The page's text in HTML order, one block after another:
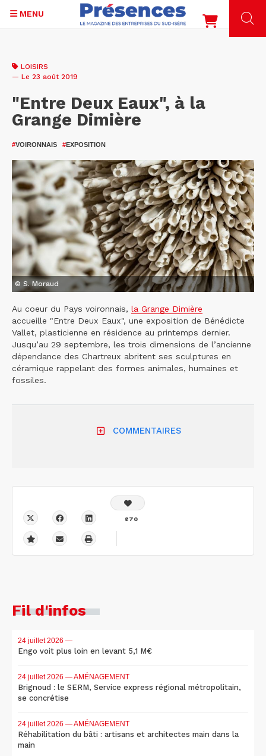
contenu
MENU
LOISIRS
— Le 23 août 2019
"Entre Deux Eaux", à la
Grange Dimière
#VOIRONNAIS #EXPOSITION
© S. Moraud
Au coeur du Pays voironnais, la Grange Dimière
accueille "Entre Deux Eaux", une exposition de Bénédicte
Vallet, plasticienne en résidence au printemps dernier.
Jusqu’au 29 septembre, les trois dimensions de l’ancienne
dépendance des Chartreux abritent ses sculptures en
céramique rappelant des formes animales, humaines et
fossiles.
COMMENTAIRES
870
Fil d'infos
24 juillet 2026 —
Engo voit plus loin en levant 5,1 M€
24 juillet 2026 — AMÉNAGEMENT
Brignoud : le SERM, Service express régional métropolitain,
se concrétise
24 juillet 2026 — AMÉNAGEMENT
Réhabilitation du bâti : artisans et architectes main dans la
main